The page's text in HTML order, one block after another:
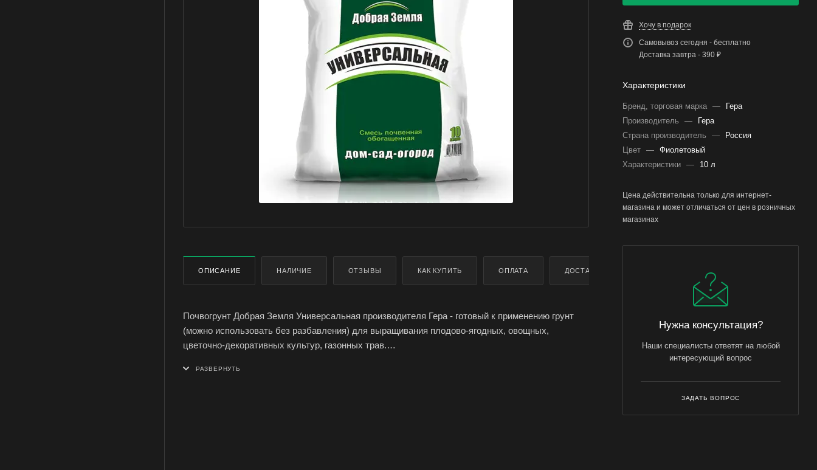
ОПИСАНИЕ НАЛИЧИЕ ОТЗЫВЫ КАК КУПИТЬ ОПЛАТА ДОСТАВКА
Почвогрунт Добрая Земля Универсальная производителя Гера - готовый к применению грунт
(можно использовать без разбавления) для выращивания плодово-ягодных, овощных,
цветочно-декоративных культур, газонных трав.
плодородного слоя при закладке садов, газонов, разбивке цветников в открытом и защищенном
Хочу в подарок
Самовывоз сегодня - бесплатно
Доставка завтра - 390 ₽
Характеристики
Бренд, торговая марка —
Гера
Производитель
—
Гера
Страна производитель
—
Россия
Цвет — Фиолетовый
Характеристики — 10 л
Цена действительна только для интернет-
магазина и может отличаться от цен в розничных
магазинах
Нужна консультация?
Наши специалисты ответят на любой
интересующий вопрос
ЗАДАТЬ ВОПРОС